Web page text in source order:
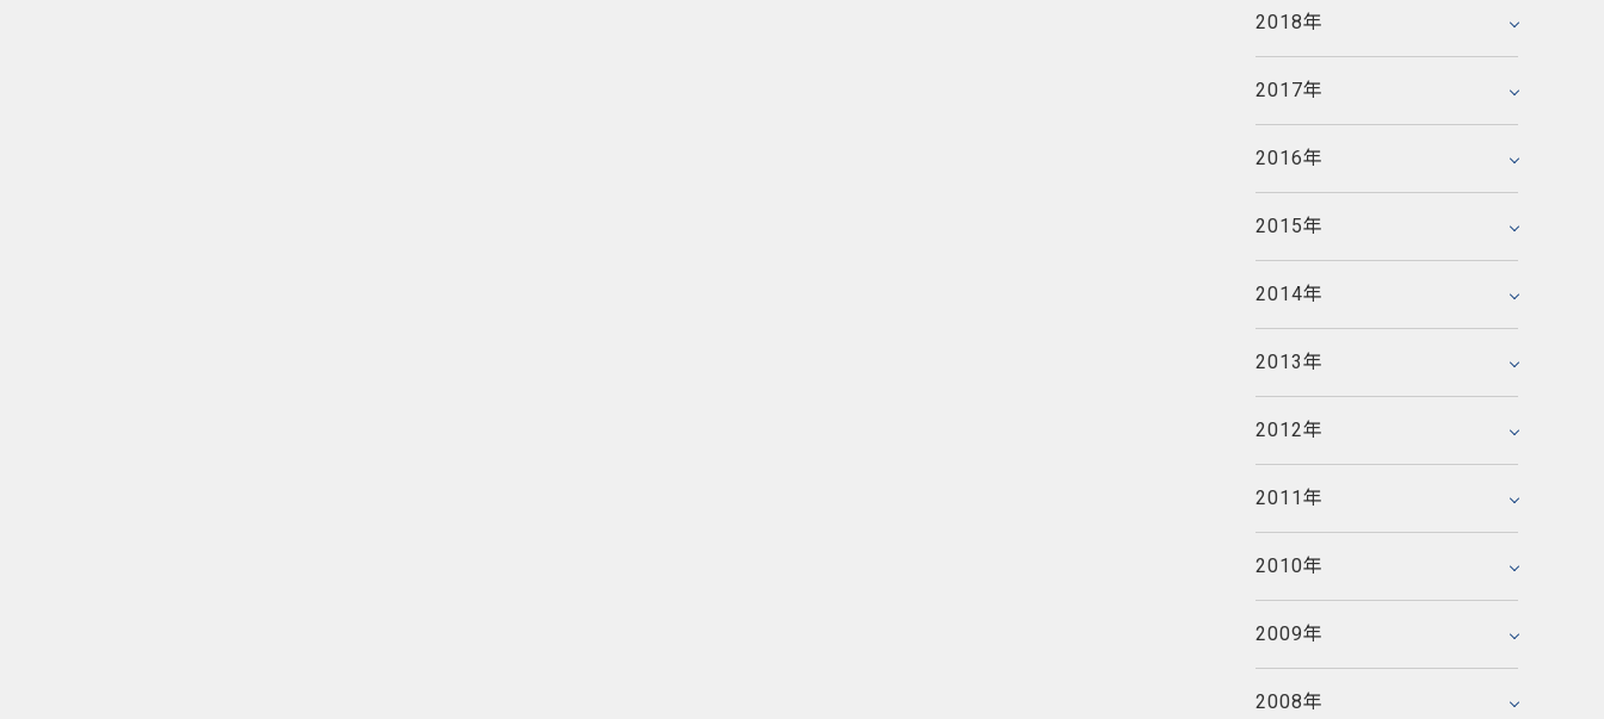
2018年
2018年1月
2017年
2017年3月
2017年1月
2016年
2016年3月
2016年1月
2015年
2015年7月
2015年3月
2015年1月
2014年
2014年8月
2014年7月
2014年6月
2014年3月
2014年1月
2013年
2013年8月
2013年7月
2013年6月
2013年3月
2013年1月
2012年
2012年11月
2012年8月
2012年7月
2012年6月
2012年3月
2012年1月
2011年
2011年12月
2011年11月
2011年8月
2011年7月
2011年6月
2011年3月
2011年1月
2010年
2010年12月
2010年11月
2010年8月
2010年7月
2010年6月
2010年3月
2010年1月
2009年
2009年12月
2009年11月
2009年8月
2009年7月
2009年6月
2009年3月
2009年1月
2008年
2008年12月
2008年11月
2008年8月
2008年7月
2008年6月
2008年3月
2008年1月
2007年12月
2007年11月
2007年8月
2007年7月
2007年6月
2007年3月
2006年12月
2006年11月
2006年8月
2006年7月
2006年6月
2005年12月
2005年11月
2005年8月
2005年7月
2005年6月